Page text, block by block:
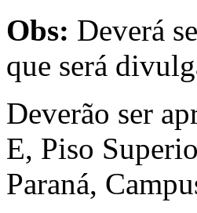
Obs: Deverá
que será
Deverão ser
E, Piso
Paraná,